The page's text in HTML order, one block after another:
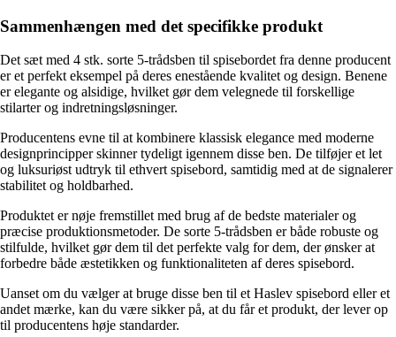
Sammenhængen med det specifikke produkt
Det sæt med 4 stk. sorte 5-trådsben til spisebordet fra denne producent
er et perfekt eksempel på deres enestående kvalitet og design. Benene
er elegante og alsidige, hvilket gør dem velegnede til forskellige
stilarter og indretningsløsninger.
Producentens evne til at kombinere klassisk elegance med moderne
designprincipper skinner tydeligt igennem disse ben. De tilføjer et let
og luksuriøst udtryk til ethvert spisebord, samtidig med at de signalerer
stabilitet og holdbarhed.
Produktet er nøje fremstillet med brug af de bedste materialer og
præcise produktionsmetoder. De sorte 5-trådsben er både robuste og
stilfulde, hvilket gør dem til det perfekte valg for dem, der ønsker at
forbedre både æstetikken og funktionaliteten af deres spisebord.
Uanset om du vælger at bruge disse ben til et Haslev spisebord eller et
andet mærke, kan du være sikker på, at du får et produkt, der lever op
til producentens høje standarder.